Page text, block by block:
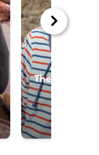
The Rockstar